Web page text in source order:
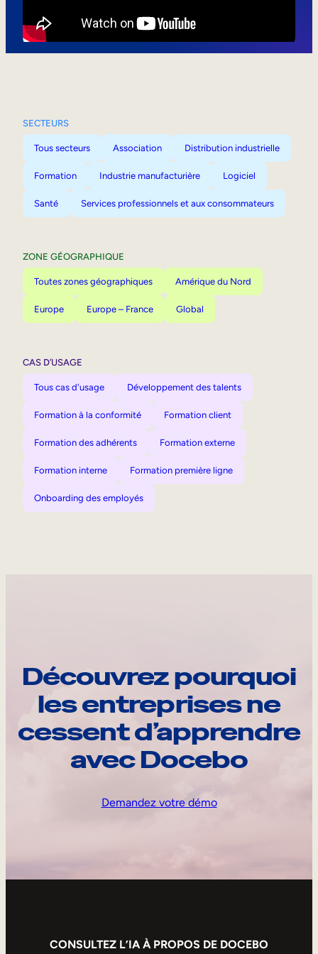
SECTEURS
Tous secteurs Association Distribution industrielle
Formation Industrie manufacturière Logiciel
Santé Services professionnels et aux consommateurs
ZONE GÉOGRAPHIQUE
Toutes zones géographiques Amérique du Nord
Europe Europe – France Global
CAS D’USAGE
Tous cas d'usage Développement des talents
Formation à la conformité Formation client
Formation des adhérents Formation externe
Formation interne Formation première ligne
Onboarding des employés
Découvrez pourquoi
les entreprises ne
cessent d’apprendre
avec Docebo
Demandez votre démo
CONSULTEZ L’IA À PROPOS DE DOCEBO